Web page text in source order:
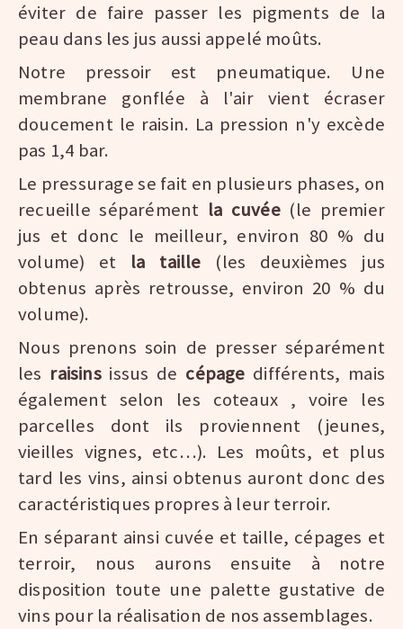
éviter de faire passer les pigments de la
peau dans les jus aussi appelé moûts.
Notre pressoir est pneumatique. Une
membrane gonflée à l'air vient écraser
doucement le raisin. La pression n'y excède
pas 1,4 bar.
Le pressurage se fait en plusieurs phases, on
recueille séparément la cuvée (le premier
jus et donc le meilleur, environ 80 % du
volume) et la taille (les deuxièmes jus
obtenus après retrousse, environ 20 % du
volume).
Nous prenons soin de presser séparément
les raisins issus de cépage différents, mais
également selon les coteaux , voire les
parcelles dont ils proviennent (jeunes,
vieilles vignes, etc…). Les moûts, et plus
tard les vins, ainsi obtenus auront donc des
caractéristiques propres à leur terroir.
En séparant ainsi cuvée et taille, cépages et
terroir, nous aurons ensuite à notre
disposition toute une palette gustative de
vins pour la réalisation de nos assemblages.